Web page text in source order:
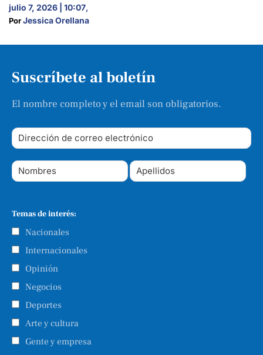
julio 7, 2026 | 10:07,
Por Jessica Orellana
Suscríbete al boletín
El nombre completo y el email son obligatorios.
Temas de interés:
Nacionales
Internacionales
Opinión
Negocios
Deportes
Arte y cultura
Gente y empresa